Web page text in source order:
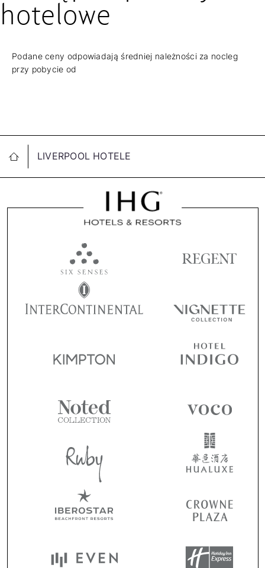
hotelowe
Podane ceny odpowiadają średniej należności za nocleg
przy pobycie od
LIVERPOOL HOTELE